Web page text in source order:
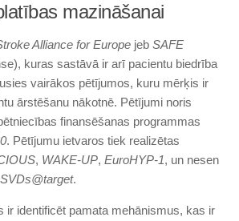
mazināšanai
Alliance for Europe jeb SAFE
kuras sastāvā ir arī pacientu biedrība
vairākos pētījumos, kuru mērķis ir
ārstēšanu nākotnē. Pētījumi noris
finansēšanas programmas
. Pētījumu ietvaros tiek realizētas
, WAKE-UP, EuroHYP-1, un nesen
SVDs@target.
ir identificēt pamata mehānismus, kas ir